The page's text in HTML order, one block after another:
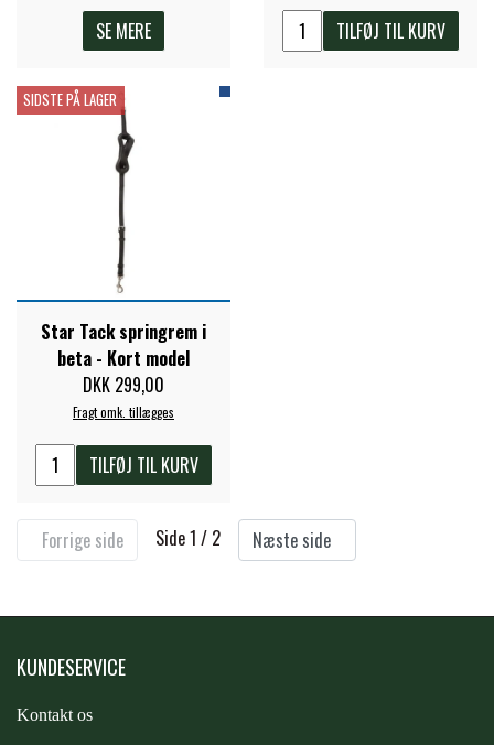
SE MERE TILFØJ TIL KURV
SIDSTE PÅ LAGER
Star Tack springrem i
beta - Kort model
DKK 299,00
Fragt omk. tillægges
TILFØJ TIL KURV
Forrige side Side 1 / 2 Næste side
KUNDESERVICE
Kontakt os